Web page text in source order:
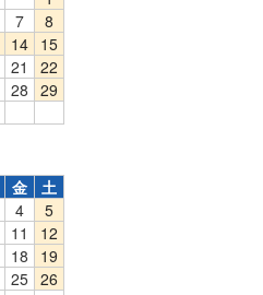
7
8
14 15
21
22
28 29
金
土
4
5
11
12
18
19
25 26